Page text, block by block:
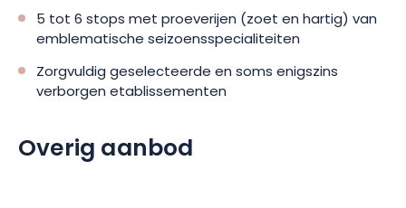
5 tot 6 stops met proeverijen (zoet en hartig) van
emblematische seizoensspecialiteiten
Zorgvuldig geselecteerde en soms enigszins
verborgen etablissementen
Overig aanbod